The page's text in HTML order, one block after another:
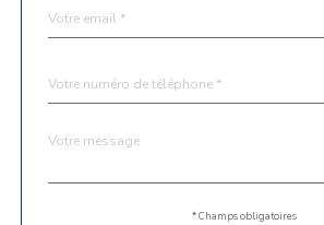
*
*
Fieldset
Message
*
* Champs obligatoires